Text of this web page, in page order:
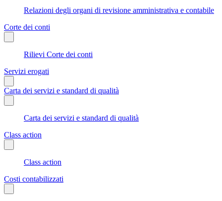
Relazioni degli organi di revisione amministrativa e contabile
Corte dei conti
Rilievi Corte dei conti
Servizi erogati
Carta dei servizi e standard di qualità
Carta dei servizi e standard di qualità
Class action
Class action
Costi contabilizzati